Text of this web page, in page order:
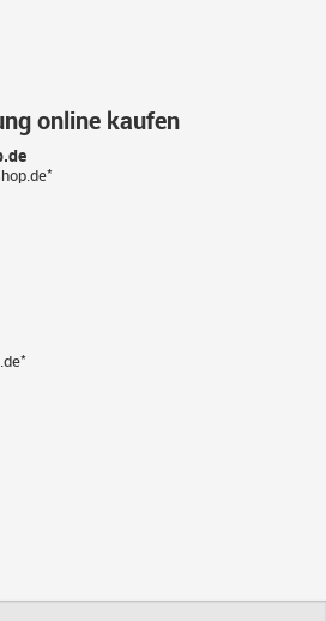
online kaufen
*
*